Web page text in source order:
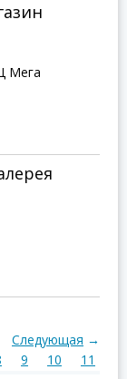
Мега
Следующая →
9 10 11